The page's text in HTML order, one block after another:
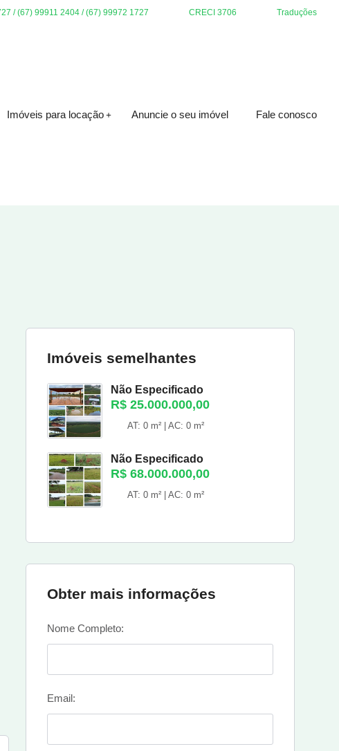
/ (67) 99911 2404 / (67) 99972 1727 CRECI 3706 Traduções
Imóveis para locação Anuncie o seu imóvel Fale conosco
Imóveis semelhantes
Não Especificado
R$ 25.000.000,00
AT: 0 m² | AC: 0 m²
Não Especificado
R$ 68.000.000,00
AT: 0 m² | AC: 0 m²
Obter mais informações
Nome Completo:
Email: